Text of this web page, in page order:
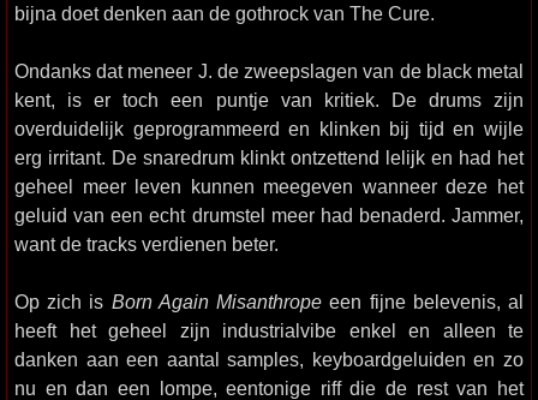
bijna doet denken aan de gothrock van The Cure.
Ondanks dat meneer J. de zweepslagen van de black metal
kent, is er toch een puntje van kritiek. De drums zijn
overduidelijk geprogrammeerd en klinken bij tijd en wijle
erg irritant. De snaredrum klinkt ontzettend lelijk en had het
geheel meer leven kunnen meegeven wanneer deze het
geluid van een echt drumstel meer had benaderd. Jammer,
want de tracks verdienen beter.
Op zich is Born Again Misanthrope een fijne belevenis, al
heeft het geheel zijn industrialvibe enkel en alleen te
danken aan een aantal samples, keyboardgeluiden en zo
nu en dan een lompe, eentonige riff die de rest van het